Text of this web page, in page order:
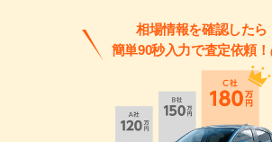
相場情報を確認したら
簡単90秒入力で査定依頼！